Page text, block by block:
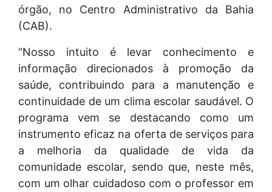
órgão, no Centro Administrativo da Bahia
(CAB).
“Nosso intuito é levar conhecimento e
informação direcionados à promoção da
saúde, contribuindo para a manutenção e
continuidade de um clima escolar saudável. O
programa vem se destacando como um
instrumento eficaz na oferta de serviços para
a melhoria da qualidade de vida da
comunidade escolar, sendo que, neste mês,
com um olhar cuidadoso com o professor em